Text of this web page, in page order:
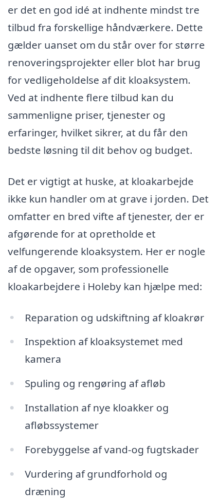
er det en god idé at indhente mindst tre
tilbud fra forskellige håndværkere. Dette
gælder uanset om du står over for større
renoveringsprojekter eller blot har brug
for vedligeholdelse af dit kloaksystem.
Ved at indhente flere tilbud kan du
sammenligne priser, tjenester og
erfaringer, hvilket sikrer, at du får den
bedste løsning til dit behov og budget.
Det er vigtigt at huske, at kloakarbejde
ikke kun handler om at grave i jorden. Det
omfatter en bred vifte af tjenester, der er
afgørende for at opretholde et
velfungerende kloaksystem. Her er nogle
af de opgaver, som professionelle
kloakarbejdere i Holeby kan hjælpe med:
Reparation og udskiftning af kloakrør
Inspektion af kloaksystemet med
kamera
Spuling og rengøring af afløb
Installation af nye kloakker og
afløbssystemer
Forebyggelse af vand-og fugtskader
Vurdering af grundforhold og
dræning